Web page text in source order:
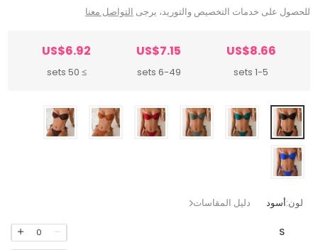
للحصول على خدمات التخصيص والتوريد، يرجى التواصل معنا
US$8.66
1-5 sets
US$7.15
6-49 sets
US$6.92
≥ 50 sets
لون:أسود دليل المقاسات
S
0